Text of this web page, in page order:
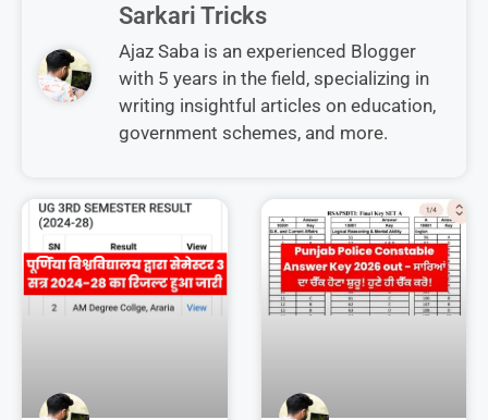
Sarkari Tricks
Ajaz Saba is an experienced Blogger
with 5 years in the field, specializing in
writing insightful articles on education,
government schemes, and more.